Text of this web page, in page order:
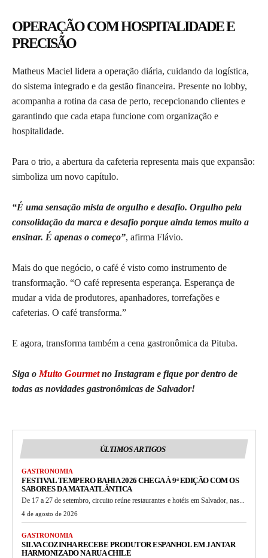
OPERAÇÃO COM HOSPITALIDADE E
PRECISÃO
Matheus Maciel lidera a operação diária, cuidando da logística,
do sistema integrado e da gestão financeira. Presente no lobby,
acompanha a rotina da casa de perto, recepcionando clientes e
garantindo que cada etapa funcione com organização e
hospitalidade.
Para o trio, a abertura da cafeteria representa mais que expansão:
simboliza um novo capítulo.
“É uma sensação mista de orgulho e desafio. Orgulho pela
consolidação da marca e desafio porque ainda temos muito a
ensinar. É apenas o começo”, afirma Flávio.
Mais do que negócio, o café é visto como instrumento de
transformação. “O café representa esperança. Esperança de
mudar a vida de produtores, apanhadores, torrefações e
cafeterias. O café transforma.”
E agora, transforma também a cena gastronômica da Pituba.
Siga o Muito Gourmetno Instagram e fique por dentro de
todas as novidades gastronômicas de Salvador!
ÚLTIMOS ARTIGOS
GASTRONOMIA
FESTIVAL TEMPERO BAHIA 2026 CHEGA À 9ª EDIÇÃO COM OS
SABORES DA MATA ATLÂNTICA
De 17 a 27 de setembro, circuito reúne restaurantes e hotéis em Salvador, nas...
4 de agosto de 2026
GASTRONOMIA
SILVA COZINHA RECEBE PRODUTOR ESPANHOL EM JANTAR
HARMONIZADO NA RUA CHILE